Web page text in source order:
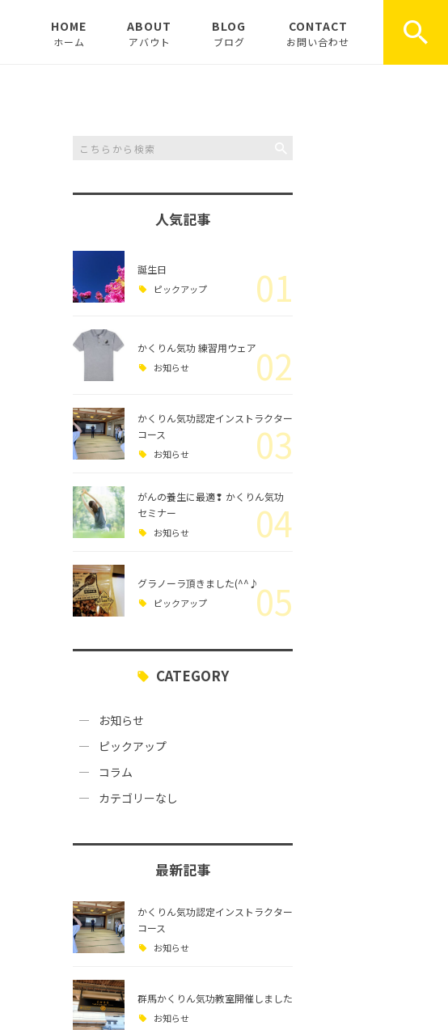
HOME
ホーム
ABOUT
アバウト
BLOG
ブログ
CONTACT
お問い合わせ
人気記事
誕生日
ピックアップ 01
かくりん気功 練習用ウェア
お知らせ 02
かくりん気功認定インストラクター
コース
お知らせ 03
がんの養生に最適❢ かくりん気功
セミナー
お知らせ 04
グラノーラ頂きました(^^♪
ピックアップ 05
CATEGORY
お知らせ
ピックアップ
コラム
カテゴリーなし
最新記事
かくりん気功認定インストラクター
コース
お知らせ
群馬かくりん気功教室開催しました
お知らせ